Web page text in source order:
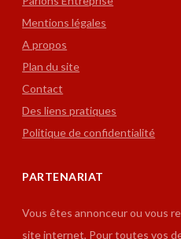
Mentions légales
A propos
Plan du site
Contact
Des liens pratiques
Politique de confidentialité
PARTENARIAT
Vous êtes annonceur ou vous
site internet, Pour toutes vos